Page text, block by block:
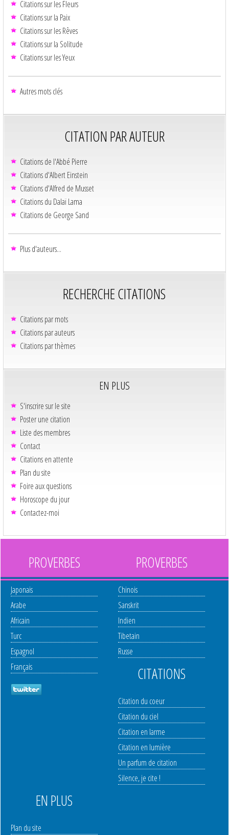
Citations sur les Fleurs
Citations sur la Paix
Citations sur les Rêves
Citations sur la Solitude
Citations sur les Yeux
Autres mots clés
CITATION PAR AUTEUR
Citations de l'Abbé Pierre
Citations d'Albert Einstein
Citations d'Alfred de Musset
Citations du Dalaï Lama
Citations de George Sand
Plus d'auteurs...
RECHERCHE CITATIONS
Citations par mots
Citations par auteurs
Citations par thèmes
EN PLUS
S'inscrire sur le site
Poster une citation
Liste des membres
Contact
Citations en attente
Plan du site
Foire aux questions
Horoscope du jour
Contactez-moi
PROVERBES
Japonais
Arabe
Africain
Turc
Espagnol
Français
PROVERBES
Chinois
Sanskrit
Indien
Tibetain
Russe
CITATIONS
Citation du coeur
Citation du ciel
Citation en larme
Citation en lumière
Un parfum de citation
Silence, je cite !
EN PLUS
Plan du site